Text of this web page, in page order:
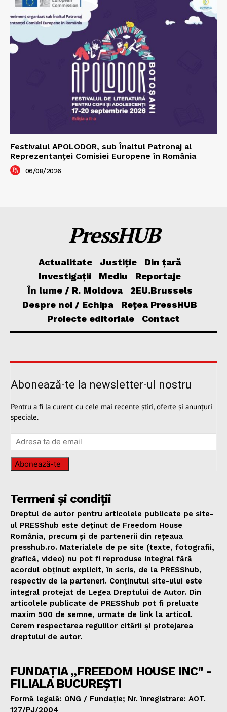
Festivalul APOLODOR, sub Înaltul Patronaj al
Reprezentanței Comisiei Europene în România
06/08/2026
PressHUB
Actualitate Justiție
Din țară
Investigații
Mediu
Reportaje
În lume / R. Moldova
2EU.Brussels
Despre noi / Echipa
Rețea PressHUB
Proiecte editoriale
Contact
Abonează-te la newsletter-ul nostru
Pentru a fi la curent cu cele mai recente știri, oferte și anunțuri
speciale.
Abonează-te
Termeni și condiții
Dreptul de autor pentru articolele publicate pe site-
ul PRESShub este deținut de Freedom House
România, precum și de partenerii din rețeaua
presshub.ro. Materialele de pe site (texte, fotografii,
grafică, video) nu pot fi reproduse integral fără
acordul obținut explicit, în scris, de la PRESShub,
respectiv de la parteneri. Conținutul site-ului este
integral protejat de Legea Dreptului de Autor. Din
articolele publicate de PRESShub pot fi preluate
maxim 500 de semne, urmate de link la articol.
Cerem respectarea regulilor citării și protejarea
dreptului de autor.
FUNDAȚIA „FREEDOM HOUSE INC" -
FILIALA BUCUREȘTI
Formă legală: ONG / Fundație; Nr. înregistrare: AOT.
127/PJ/2004